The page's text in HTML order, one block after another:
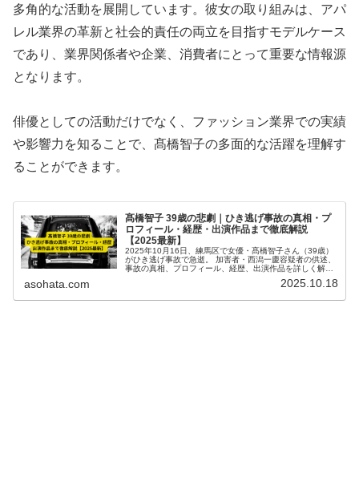
多角的な活動を展開しています。彼女の取り組みは、アパ
レル業界の革新と社会的責任の両立を目指すモデルケース
であり、業界関係者や企業、消費者にとって重要な情報源
となります。
俳優としての活動だけでなく、ファッション業界での実績
や影響力を知ることで、髙橋智子の多面的な活躍を理解す
ることができます。
髙橋智子 39歳の悲劇｜ひき逃げ事故の真相・プ
ロフィール・経歴・出演作品まで徹底解説
【2025最新】
2025年10月16日、練馬区で女優・髙橋智子さん（39歳）
がひき逃げ事故で急逝。 加害者・西潟一慶容疑者の供述、
事故の真相、プロフィール、経歴、出演作品を詳しく解
asohata.com 2025.10.18